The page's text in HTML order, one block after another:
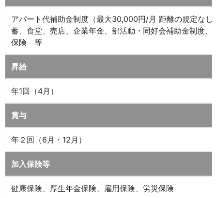
アパート代補助金制度（最大30,000円/月 距離の規定なし
蓄、食堂、売店、企業年金、部活動・同好会補助金制度、
保険 等
昇給
年1回（4月）
賞与
年２回（6月・12月）
加入保険等
健康保険、厚生年金保険、雇用保険、労災保険